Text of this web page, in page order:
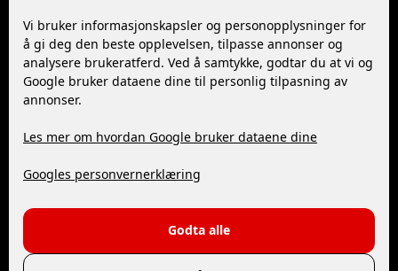
Vi bruker informasjonskapsler og personopplysninger for
å gi deg den beste opplevelsen, tilpasse annonser og
analysere brukeratferd. Ved å samtykke, godtar du at vi og
Google bruker dataene dine til personlig tilpasning av
annonser.
Les mer om hvordan Google bruker dataene dine
Googles personvernerklæring
Godta alle
Følg oss
YouTube
Kontakt